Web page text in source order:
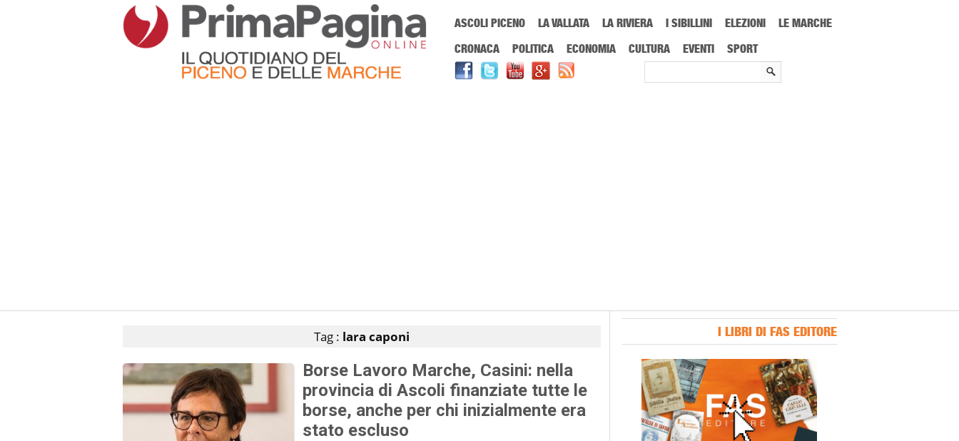
ASCOLI PICENO LA VALLATA LA RIVIERA I SIBILLINI ELEZIONI
LE MARCHE
CRONACA
POLITICA ECONOMIA CULTURA EVENTI SPORT
Tag : lara caponi
Borse Lavoro Marche, Casini: nella
provincia di Ascoli finanziate tutte le
borse, anche per chi inizialmente era
stato escluso
I LIBRI DI FAS EDITORE